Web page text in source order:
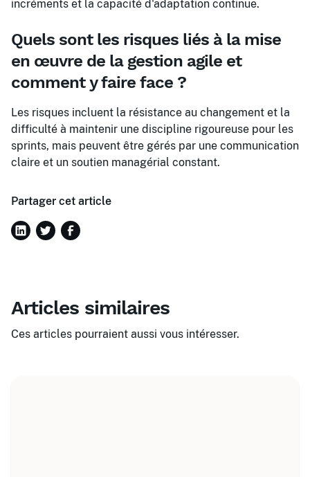
incréments et la capacité d'adaptation continue.
Quels sont les risques liés à la mise
en œuvre de la gestion agile et
comment y faire face ?
Les risques incluent la résistance au changement et la
difficulté à maintenir une discipline rigoureuse pour les
sprints, mais peuvent être gérés par une communication
claire et un soutien managérial constant.
Partager cet article
Articles similaires
Ces articles pourraient aussi vous intéresser.